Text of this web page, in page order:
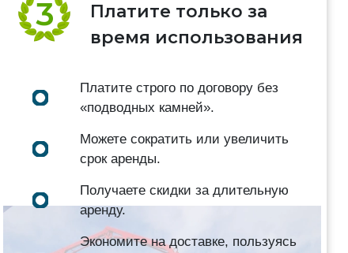
Платите только за
время использования
Платите строго по договору без
«подводных камней».
Можете сократить или увеличить
срок аренды.
Получаете скидки за длительную
аренду.
Экономите на доставке, пользуясь